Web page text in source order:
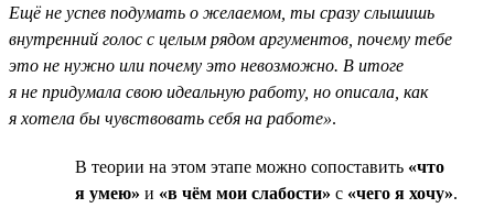
Ещё не успев подумать о желаемом, ты сразу слышишь
внутренний голос с целым рядом аргументов, почему тебе
это не нужно или почему это невозможно. В итоге
я не придумала свою идеальную работу, но описала, как
я хотела бы чувствовать себя на работе».
В теории на этом этапе можно сопоставить «что
я умею» и «в чём мои слабости» с «чего я хочу».